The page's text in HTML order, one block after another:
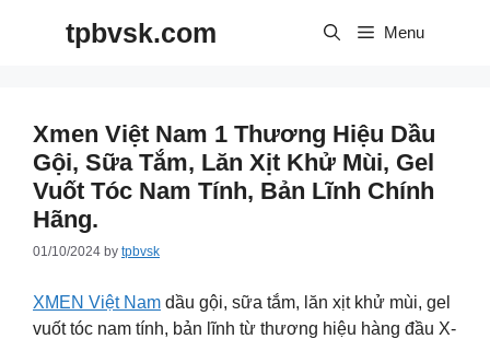
tpbvsk.com Menu
Xmen Việt Nam 1 Thương Hiệu Dầu
Gội, Sữa Tắm, Lăn Xịt Khử Mùi, Gel
Vuốt Tóc Nam Tính, Bản Lĩnh Chính
Hãng.
01/10/2024 by tpbvsk
XMEN Việt Nam dầu gội, sữa tắm, lăn xịt khử mùi, gel
vuốt tóc nam tính, bản lĩnh từ thương hiệu hàng đầu X-